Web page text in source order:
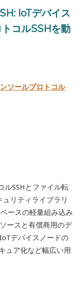
IoTデバイス
コルSSHを動
ソールプロトコル
ルSSHとファイル転
ュリティライブラリ
ースの軽量組み込み
ースと有償商用のデ
デバイスノードの
ュア化など幅広い用